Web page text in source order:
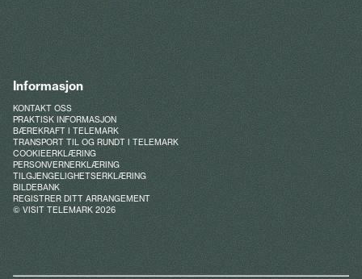
Informasjon
KONTAKT OSS
PRAKTISK INFORMASJON
BÆREKRAFT I TELEMARK
TRANSPORT TIL OG RUNDT I TELEMARK
COOKIEERKLÆRING
PERSONVERNERKLÆRING
TILGJENGELIGHETSERKLÆRING
BILDEBANK
REGISTRER DITT ARRANGEMENT
© VISIT TELEMARK 2026